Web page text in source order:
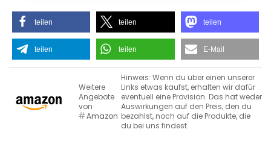
teilen teilen teilen
teilen teilen E-Mail
Weitere
Angebote
von
Amazon
Hinweis: Wenn du über einen unserer
Links etwas kaufst, erhalten wir dafür
eventuell eine Provision. Das hat weder
Auswirkungen auf den Preis, den du
bezahlst, noch auf die Produkte, die
du bei uns findest.